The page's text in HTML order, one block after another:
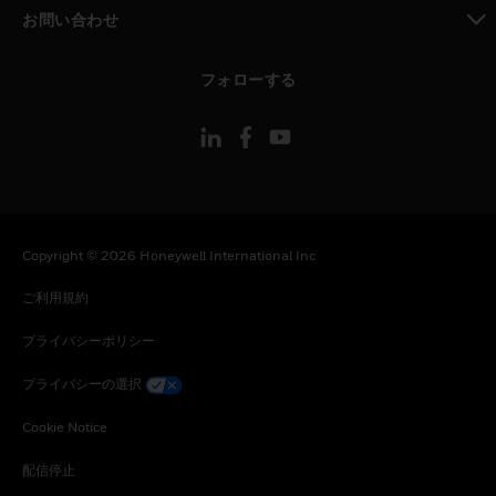
お問い合わせ
フォローする
Copyright © 2026 Honeywell International Inc
ご利用規約
プライバシーポリシー
プライバシーの選択
Cookie Notice
配信停止